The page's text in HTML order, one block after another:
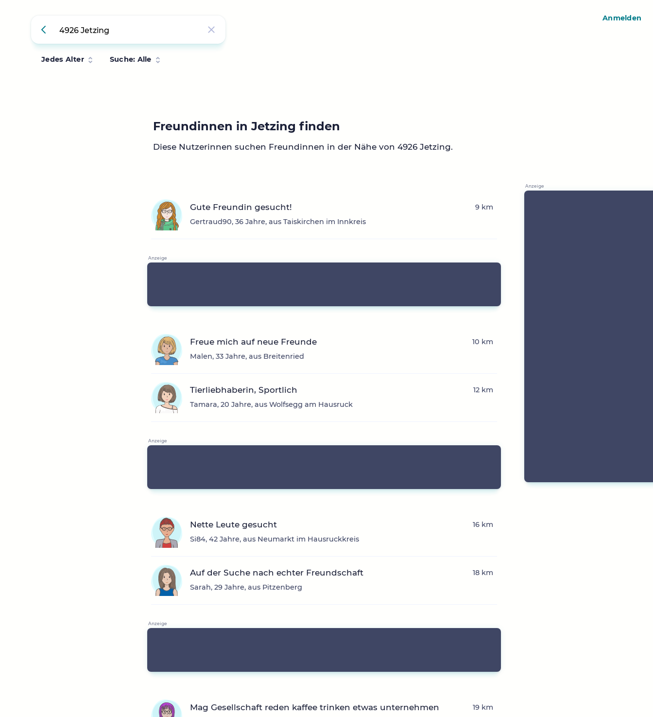
Jedes Alter Suche: Alle
Freundinnen in Jetzing finden
Diese Nutzerinnen suchen Freundinnen in der Nähe von 4926 Jetzing.
Gute Freundin gesucht!
Gertraud90, 36 Jahre, aus Taiskirchen im Innkreis
9 km
Freue mich auf neue Freunde
Malen, 33 Jahre, aus Breitenried
10 km
Tierliebhaberin, Sportlich
Tamara, 20 Jahre, aus Wolfsegg am Hausruck
12 km
Nette Leute gesucht
Si84, 42 Jahre, aus Neumarkt im Hausruckkreis
16 km
Auf der Suche nach echter Freundschaft
Sarah, 29 Jahre, aus Pitzenberg
18 km
Mag Gesellschaft reden kaffee trinken etwas unternehmen 19 km
Anmelden